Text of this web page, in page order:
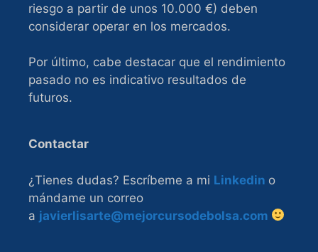
riesgo a partir de unos 10.000 €) deben
considerar operar en los mercados.
Por último, cabe destacar que el rendimiento
pasado no es indicativo resultados de
futuros.
Contactar
¿Tienes dudas? Escríbeme a mi Linkedin o
mándame un correo
a javierlisarte@mejorcursodebolsa.com